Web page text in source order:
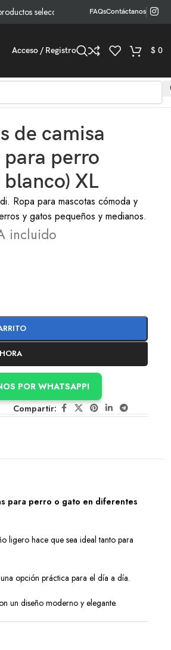
seleccionados! FAQsContáctanos
Acceso / Registro $ 0
de camisa
para perro
blanco) XL
Ropa para mascotas cómoda y
y gatos pequeños y medianos.
incluido
POR WHATSAPP!
Compartir:
para perro o gato en diferentes
ligero hace que sea ideal tanto para
opción práctica para el día a día.
un diseño moderno y elegante.